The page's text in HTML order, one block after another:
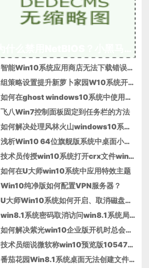
智能Win10系统应用商店无法下载错误80070057如何解决？
组策略设置提升新萝卜家园W10系统开机速度的方法
如何在ghost windows10系统中使用一键共享功能？
飞八Win7控制面板固定到任务栏的方法
如何解决处理风林火山windows10系统电脑提示“驱动器中没有软盘
浅析Win10 64位旗舰版系统中桌面小工具的功能应用
技术员传授win10系统打开crx文件win10系统打开crx文件的方法?
如何在U大师win10系统中应用特效主题
Win10纯净版如何配置VPN服务器？
U大师Win10系统如何开启、取消磁盘碎片整理计划任务
win8.1系统密码取消访问win8.1系统局域网共享密码
如何解决紫光win10企业版开机时总会自动登录腾讯QQ的问题？
技术员细说微软称win10预览版10547最快将于9月19日推送的方法?
番茄花园Win8.1系统桌面无法创建文件夹的解决措施